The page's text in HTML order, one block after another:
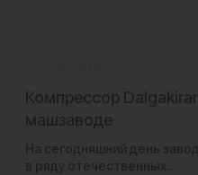
Компрессор
машзаводе
На сегодняшний день
в ряду отечественных…